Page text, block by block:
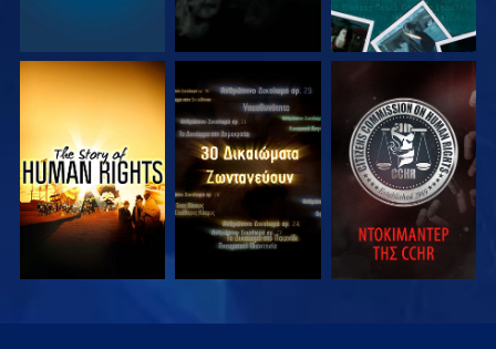
ΠΑΡΑΚΟΛΟΥΘΗΣΤΕ ΠΑΡΑΚΟΛΟΥΘΗΣΤΕ ΠΑΡΑΚΟΛΟΥΘΗΣΤΕ